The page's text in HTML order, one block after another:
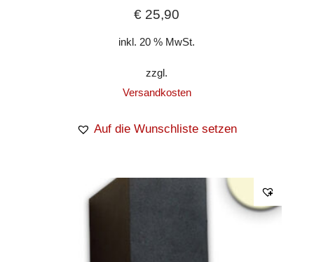
€ 25,90
inkl. 20 % MwSt.
zzgl.
Versandkosten
Auf die Wunschliste setzen